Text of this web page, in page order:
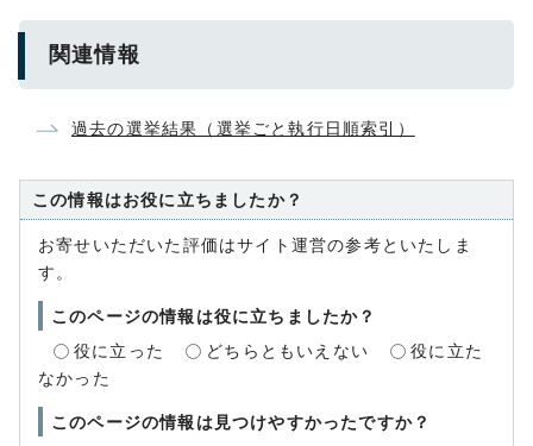
関連情報
過去の選挙結果（選挙ごと執行日順索引）
この情報はお役に立ちましたか？
お寄せいただいた評価はサイト運営の参考といたしま
す。
このページの情報は役に立ちましたか？
役に立った
どちらともいえない
役に立た
なかった
このページの情報は見つけやすかったですか？